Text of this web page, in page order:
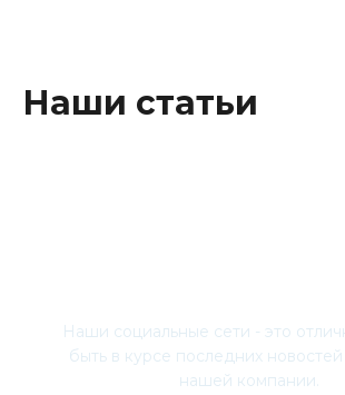
Наши статьи
Наши социальные сети - это
быть в курсе последних
нашей компании.